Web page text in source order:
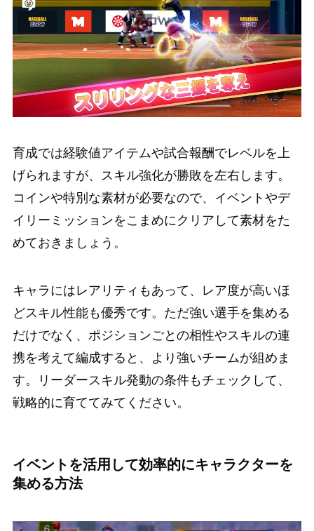
育成では経験値アイテムや試合報酬でレベルを上
げられますが、スキル強化が勝敗を左右します。
コインや特別な素材が必要なので、イベントやデ
イリーミッションをこまめにクリアして素材をた
めておきましょう。
キャラにはレアリティもあって、レア度が高いほ
どスキル性能も優秀です。ただ強い選手を集める
だけでなく、ポジションごとの相性やスキルの連
携を考えて編成すると、より強いチームが組めま
す。リーダースキル発動の条件もチェックして、
戦略的に育ててみてください。
イベントを活用して効率的にキャラクターを
集める方法